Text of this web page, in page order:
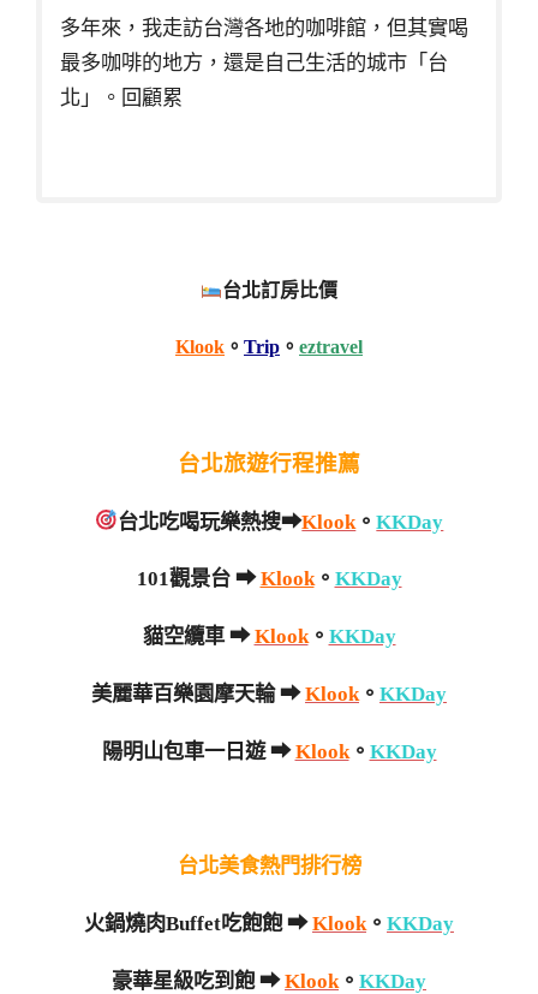
多年來，我走訪台灣各地的咖啡館，但其實喝
最多咖啡的地方，還是自己生活的城市「台
北」。回顧累
台北訂房比價
Klook 。 Trip 。 eztravel
台北旅遊行程推薦
台北吃喝玩樂熱搜➡Klook 。KKDay
101觀景台 ➡Klook。 KKDay
貓空纜車 ➡Klook。 KKDay
美麗華百樂園摩天輪 ➡Klook。 KKDay
陽明山包車一日遊 ➡Klook。 KKDay
台北美食熱門排行榜
火鍋燒肉Buffet吃飽飽 ➡Klook。 KKDay
豪華星級吃到飽 ➡Klook 。 KKDay